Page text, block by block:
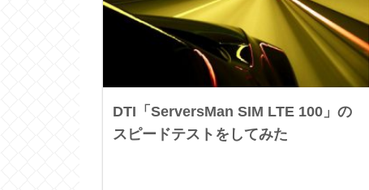
DTI「ServersMan SIM LTE 100」の
スピードテストをしてみた